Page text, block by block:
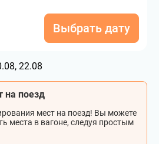
Выбрать дату
22.08
на поезд
мест на поезд! Вы можете
места в вагоне, следуя простым